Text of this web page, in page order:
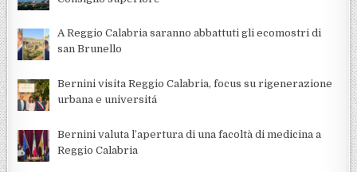
A Reggio Calabria saranno abbattuti gli ecomostri di
san Brunello
Bernini visita Reggio Calabria, focus su rigenerazione
urbana e universitá
Bernini valuta l’apertura di una facoltà di medicina a
Reggio Calabria